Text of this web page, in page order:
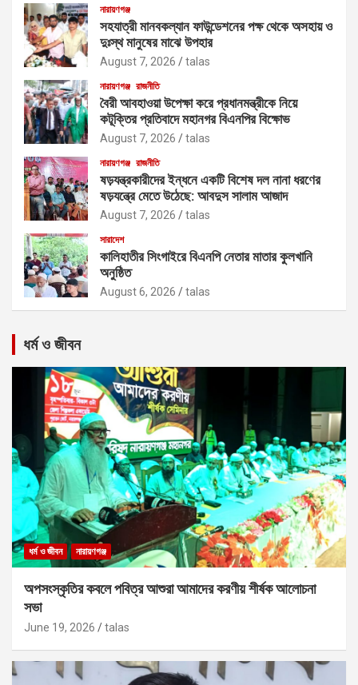
নারায়ণগঞ্জ
সহযাত্রী মানবকল্যান ফাউন্ডেশনের পক্ষ থেকে অসহায় ও
দুঃস্থ মানুষের মাঝে উপহার
August 7, 2026 talas
নারায়ণগঞ্জ রাজনীতি
বৈরী আবহাওয়া উপেক্ষা করে প্রধানমন্ত্রীকে নিয়ে
কটূক্তির প্রতিবাদে মহানগর বিএনপির বিক্ষোভ
August 7, 2026 talas
নারায়ণগঞ্জ রাজনীতি
ষড়যন্ত্রকারীদের ইন্ধনে একটি বিশেষ দল নানা ধরণের
ষড়যন্ত্রে মেতে উঠেছে: আবদুস সালাম আজাদ
August 7, 2026 talas
সারাদেশ
কালিহাতীর সিংগাইরে বিএনপি নেতার মাতার কুলখানি
অনুষ্ঠিত
August 6, 2026 talas
ধর্ম ও জীবন
ধর্ম ও জীবন নারায়ণগঞ্জ
অপসংস্কৃতির কবলে পবিত্র আশুরা আমাদের করণীয় শীর্ষক আলোচনা
সভা
June 19, 2026 talas